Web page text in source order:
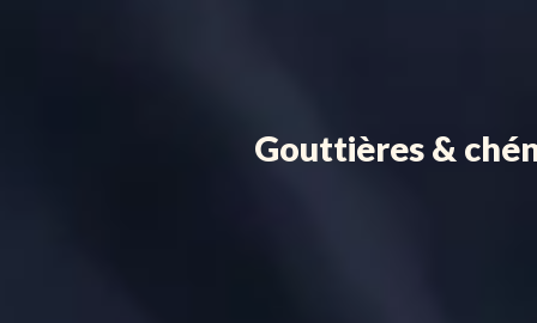
Gouttières &